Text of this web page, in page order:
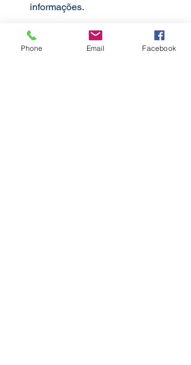
informações.
P recisão nos dados:
A capacidade
da IA ​​de processar e analisar
Phone Email Facebook